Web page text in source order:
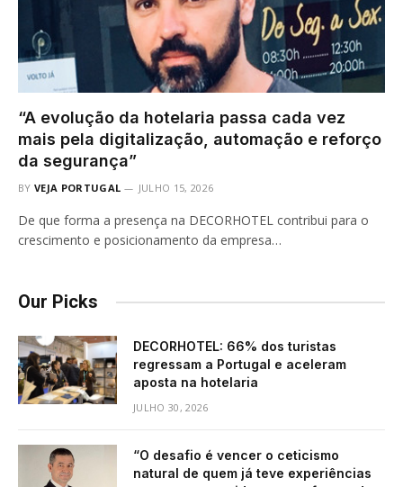
“A evolução da hotelaria passa cada vez
mais pela digitalização, automação e reforço
da segurança”
BY VEJA PORTUGAL JULHO 15, 2026
De que forma a presença na DECORHOTEL contribui para o
crescimento e posicionamento da empresa…
Our Picks
DECORHOTEL: 66% dos turistas
regressam a Portugal e aceleram
aposta na hotelaria
JULHO 30, 2026
“O desafio é vencer o ceticismo
natural de quem já teve experiências